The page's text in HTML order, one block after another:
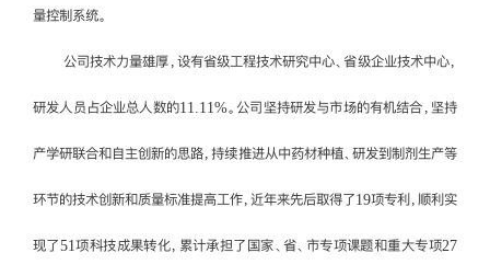
量控制系统。
公司技术力量雄厚，设有省级工程技术研究中心、省级企业技术中心，
研发人员占企业总人数的11.11%。公司坚持研发与市场的有机结合，坚持
产学研联合和自主创新的思路，持续推进从中药材种植、研发到制剂生产等
环节的技术创新和质量标准提高工作，近年来先后取得了19项专利，顺利实
现了51项科技成果转化，累计承担了国家、省、市专项课题和重大专项27